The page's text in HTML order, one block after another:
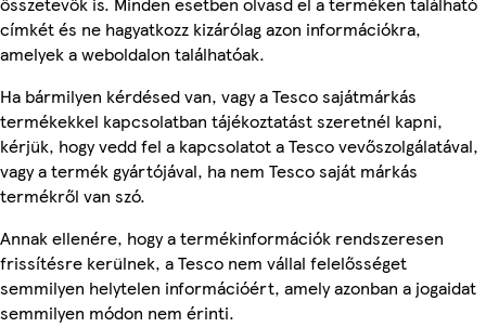
címkét és ne hagyatkozz kizárólag azon információkra,
amelyek a weboldalon találhatóak.
Ha bármilyen kérdésed van, vagy a Tesco sajátmárkás
termékekkel kapcsolatban tájékoztatást szeretnél kapni,
kérjük, hogy vedd fel a kapcsolatot a Tesco vevőszolgálatával,
vagy a termék gyártójával, ha nem Tesco saját márkás
termékről van szó.
Annak ellenére, hogy a termékinformációk rendszeresen
frissítésre kerülnek, a Tesco nem vállal felelősséget
semmilyen helytelen információért, amely azonban a jogaidat
semmilyen módon nem érinti.